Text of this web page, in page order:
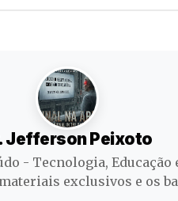
Jefferson Peixoto
- Tecnologia, Educação
exclusivos e os